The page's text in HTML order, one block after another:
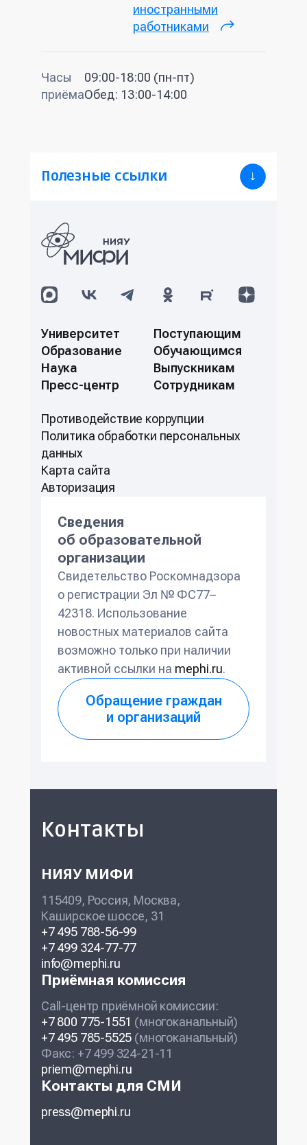
иностранными
работниками
(внешняя
Часы
приёма
09:00-18:00 (пн-пт)
Обед: 13:00-14:00
Полезные ссылки
Университет
Образование
Наука
Пресс-центр
Поступающим
Обучающимся
Выпускникам
Сотрудникам
Противодействие коррупции
Политикa обработки персональных
данных
Карта сайта
Авторизация
Сведения
об образовательной
организации
Свидетельство Роскомнадзора
о регистрации Эл № ФС77–
42318. Использование
новостных материалов сайта
возможно только при наличии
активной ссылки на mephi.ru.
Обращение граждан
и организаций
Контакты
НИЯУ МИФИ
115409, Россия, Москва,
Каширское шоссе, 31
+7 495 788-56-99
+7 499 324-77-77
info@mephi.ru
Приёмная комиссия
Call-центр приёмной комиссии:
+7 800 775-1551 (многоканальный)
+7 495 785-5525 (многоканальный)
Факс: +7 499 324-21-11
priem@mephi.ru
Контакты для СМИ
press@mephi.ru